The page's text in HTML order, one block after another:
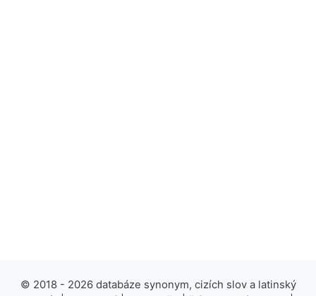
© 2018 - 2026 databáze synonym, cizích slov a latinský